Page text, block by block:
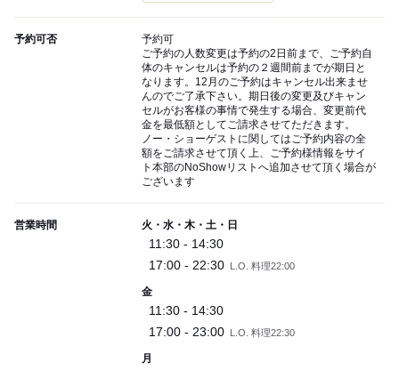
予約可否
予約可
ご予約の人数変更は予約の2日前まで、ご予約自
体のキャンセルは予約の２週間前までが期日と
なります。12月のご予約はキャンセル出来ませ
んのでご了承下さい。期日後の変更及びキャン
セルがお客様の事情で発生する場合、変更前代
金を最低額としてご請求させてただきます。
ノー・ショーゲストに関してはご予約内容の全
額をご請求させて頂く上、ご予約様情報をサイ
ト本部のNoShowリストへ追加させて頂く場合が
ございます
営業時間 火・水・木・土・日
11:30 - 14:30
17:00 - 22:30 L.O. 料理22:00
金
11:30 - 14:30
17:00 - 23:00 L.O. 料理22:30
月